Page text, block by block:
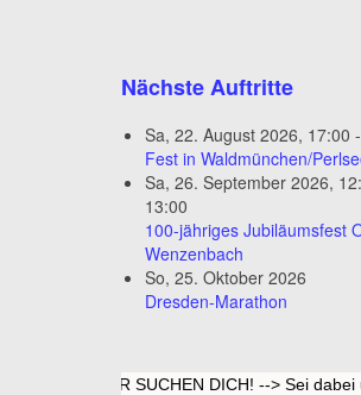
Nächste Auftritte
Sa, 22. August 2026, 17:00 -
Fest in Waldmünchen/
Sa, 26. September 2026,
13:00
100-jähriges Jubiläumsfest
Wenzenbach
So, 25. Oktober 2026
Dresden-Marathon
WIR SUCHEN DICH! --> Sei dabei